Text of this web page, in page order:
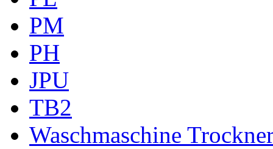
PM
PH
JPU
TB2
Waschmaschine